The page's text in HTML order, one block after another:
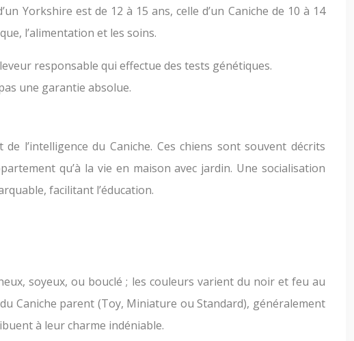
Yorkshire est de 12 à 15 ans, celle d’un Caniche de 10 à 14
l’alimentation et les soins.
responsable qui effectue des tests génétiques.
une garantie absolue.
l’intelligence du Caniche. Ces chiens sont souvent décrits
qu’à la vie en maison avec jardin. Une socialisation
facilitant l’éducation.
soyeux, ou bouclé ; les couleurs varient du noir et feu au
Caniche parent (Toy, Miniature ou Standard), généralement
à leur charme indéniable.